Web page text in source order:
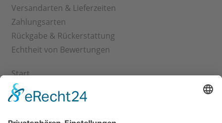
Versandarten & Lieferzeiten
Zahlungsarten
Rückgabe & Rückerstattung
Echtheit von Bewertungen
Start
Kontakt
Shop